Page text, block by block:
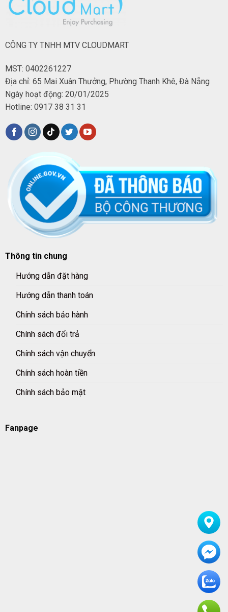
CÔNG TY TNHH MTV CLOUDMART
MST: 0402261227
Địa chỉ: 65 Mai Xuân Thưởng, Phường Thanh Khê, Đà Nẵng
Ngày hoạt động: 20/01/2025
Hotline: 0917 38 31 31
Thông tin chung
Hướng dẫn đặt hàng
Hướng dẫn thanh toán
Chính sách bảo hành
Chính sách đổi trả
Chính sách vận chuyển
Chính sách hoàn tiền
Chính sách bảo mật
Fanpage